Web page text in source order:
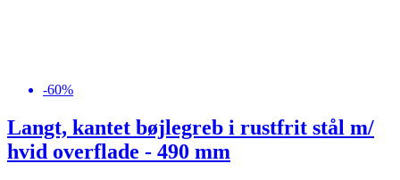
-60%
Langt, kantet bøjlegreb i rustfrit stål m/
hvid overflade - 490 mm